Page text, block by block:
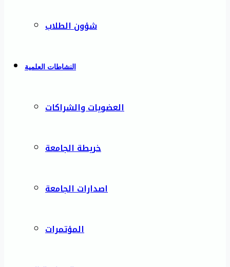
شؤون الطلاب
النشاطات العلمية
العضويات والشراكات
خريطة الجامعة
اصدارات الجامعة
المؤتمرات